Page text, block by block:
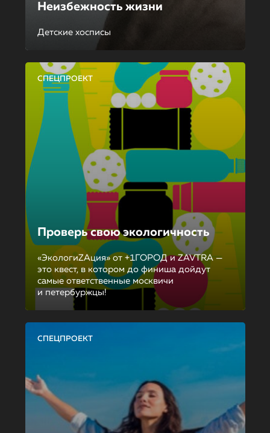
Неизбежность жизни
Детские хосписы
СПЕЦПРОЕКТ
Проверь свою экологичность
«ЭкологиZAция» от +1ГОРОД и ZAVTRA —
это квест, в котором до финиша дойдут
самые ответственные москвичи
и петербуржцы!
СПЕЦПРОЕКТ